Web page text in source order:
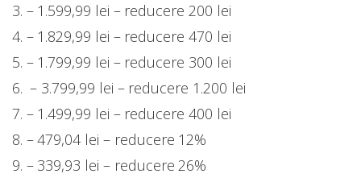
3. – 1.599,99 lei – reducere 200 lei
4. – 1.829,99 lei – reducere 470 lei
5. – 1.799,99 lei – reducere 300 lei
6. – 3.799,99 lei – reducere 1.200 lei
7. – 1.499,99 lei – reducere 400 lei
8. – 479,04 lei – reducere 12%
9. – 339,93 lei – reducere 26%